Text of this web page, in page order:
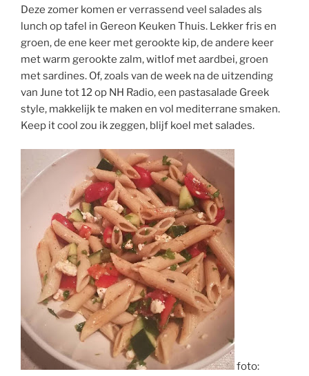
Deze zomer komen er verrassend veel salades als
lunch op tafel in Gereon Keuken Thuis. Lekker fris en
groen, de ene keer met gerookte kip, de andere keer
met warm gerookte zalm, witlof met aardbei, groen
met sardines. Of, zoals van de week na de uitzending
van June tot 12 op NH Radio, een pastasalade Greek
style, makkelijk te maken en vol mediterrane smaken.
Keep it cool zou ik zeggen, blijf koel met salades.
foto: